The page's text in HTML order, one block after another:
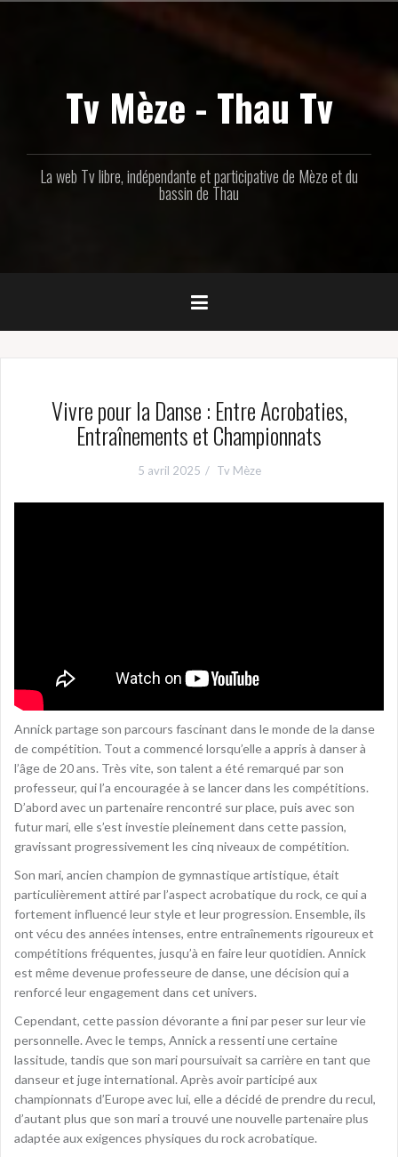
Tv Mèze - Thau Tv
La web Tv libre, indépendante et participative de Mèze et du
bassin de Thau
Vivre pour la Danse : Entre Acrobaties,
Entraînements et Championnats
5 avril 2025 Tv Mèze
Annick partage son parcours fascinant dans le monde de la danse
de compétition. Tout a commencé lorsqu’elle a appris à danser à
l’âge de 20 ans. Très vite, son talent a été remarqué par son
professeur, qui l’a encouragée à se lancer dans les compétitions.
D’abord avec un partenaire rencontré sur place, puis avec son
futur mari, elle s’est investie pleinement dans cette passion,
gravissant progressivement les cinq niveaux de compétition.
Son mari, ancien champion de gymnastique artistique, était
particulièrement attiré par l’aspect acrobatique du rock, ce qui a
fortement influencé leur style et leur progression. Ensemble, ils
ont vécu des années intenses, entre entraînements rigoureux et
compétitions fréquentes, jusqu’à en faire leur quotidien. Annick
est même devenue professeure de danse, une décision qui a
renforcé leur engagement dans cet univers.
Cependant, cette passion dévorante a fini par peser sur leur vie
personnelle. Avec le temps, Annick a ressenti une certaine
lassitude, tandis que son mari poursuivait sa carrière en tant que
danseur et juge international. Après avoir participé aux
championnats d’Europe avec lui, elle a décidé de prendre du recul,
d’autant plus que son mari a trouvé une nouvelle partenaire plus
adaptée aux exigences physiques du rock acrobatique.